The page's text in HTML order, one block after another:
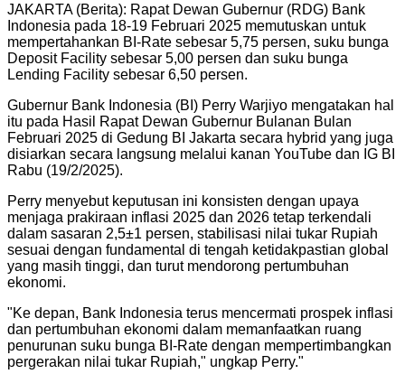
JAKARTA (Berita): Rapat Dewan Gubernur (RDG) Bank
Indonesia pada 18-19 Februari 2025 memutuskan untuk
mempertahankan BI-Rate sebesar 5,75 persen, suku bunga
Deposit Facility sebesar 5,00 persen dan suku bunga
Lending Facility sebesar 6,50 persen.
Gubernur Bank Indonesia (BI) Perry Warjiyo mengatakan hal
itu pada Hasil Rapat Dewan Gubernur Bulanan Bulan
Februari 2025 di Gedung BI Jakarta secara hybrid yang juga
disiarkan secara langsung melalui kanan YouTube dan IG BI
Rabu (19/2/2025).
Perry menyebut keputusan ini konsisten dengan upaya
menjaga prakiraan inflasi 2025 dan 2026 tetap terkendali
dalam sasaran 2,5±1 persen, stabilisasi nilai tukar Rupiah
sesuai dengan fundamental di tengah ketidakpastian global
yang masih tinggi, dan turut mendorong pertumbuhan
ekonomi.
"Ke depan, Bank Indonesia terus mencermati prospek inflasi
dan pertumbuhan ekonomi dalam memanfaatkan ruang
penurunan suku bunga BI-Rate dengan mempertimbangkan
pergerakan nilai tukar Rupiah," ungkap Perry."